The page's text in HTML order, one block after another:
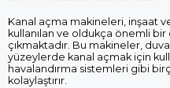
Kanal açma makineleri, inşaat
kullanılan ve oldukça önemli bir
çıkmaktadır. Bu makineler,
yüzeylerde kanal açmak için
havalandırma sistemleri gibi
kolaylaştırır.